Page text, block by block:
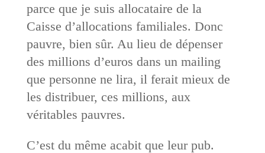
parce que je suis allocataire de la
Caisse d’allocations familiales. Donc
pauvre, bien sûr. Au lieu de dépenser
des millions d’euros dans un mailing
que personne ne lira, il ferait mieux de
les distribuer, ces millions, aux
véritables pauvres.
C’est du même acabit que leur pub.